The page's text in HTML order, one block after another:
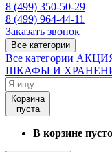
8 (499) 350-50-29
8 (499) 964-44-11
Заказать звонок
Все категории
Все категории
ШКАФЫ И
Корзина
пуста
В корзине